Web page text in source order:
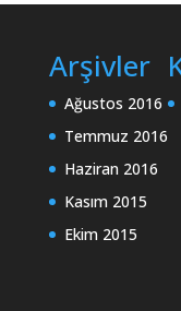
Arşivler
Ağustos 2016
Temmuz 2016
Haziran 2016
Kasım 2015
Ekim 2015